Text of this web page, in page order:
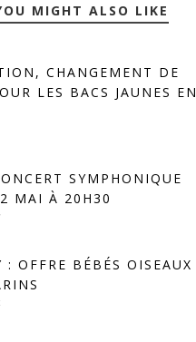
MIGHT ALSO LIKE
CHANGEMENT DE
LES BACS JAUNES EN
SYMPHONIQUE
MAI À 20H30
: OFFRE BÉBÉS OISEAUX